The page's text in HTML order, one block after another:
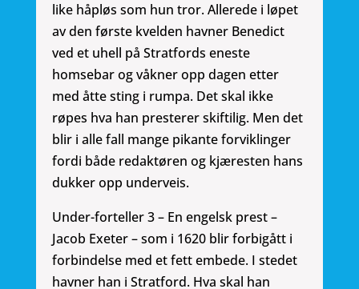
like håpløs som hun tror. Allerede i løpet
av den første kvelden havner Benedict
ved et uhell på Stratfords eneste
homsebar og våkner opp dagen etter
med åtte sting i rumpa. Det skal ikke
røpes hva han presterer skiftilig. Men det
blir i alle fall mange pikante forviklinger
fordi både redaktøren og kjæresten hans
dukker opp underveis.
Under-forteller 3 – En engelsk prest –
Jacob Exeter – som i 1620 blir forbigått i
forbindelse med et fett embede. I stedet
havner han i Stratford. Hva skal han